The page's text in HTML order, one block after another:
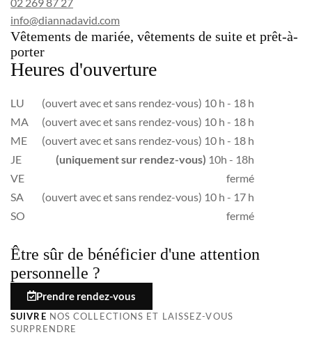
info@diannadavid.com
Vêtements de mariée, vêtements de suite et prêt-à-
porter
Heures d'ouverture
LU
(ouvert avec et sans rendez-vous) 10 h - 18 h
MA
(ouvert avec et sans rendez-vous) 10 h - 18 h
ME
(ouvert avec et sans rendez-vous) 10 h - 18 h
JE
(uniquement sur rendez-vous) 10h - 18h
VE
fermé
SA
(ouvert avec et sans rendez-vous) 10 h - 17 h
SO
fermé
Être sûr de bénéficier d'une attention
personnelle ?
Prendre rendez-vous
SUIVRE NOS COLLECTIONS ET LAISSEZ-VOUS
SURPRENDRE